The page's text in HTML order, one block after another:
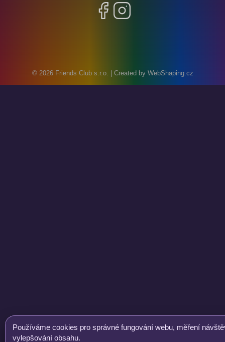
Facebook
© 2026 Friends Club s.r.o. | Created by WebShaping.cz
Používáme cookies pro správné fungování webu, měření
vylepšování obsahu.